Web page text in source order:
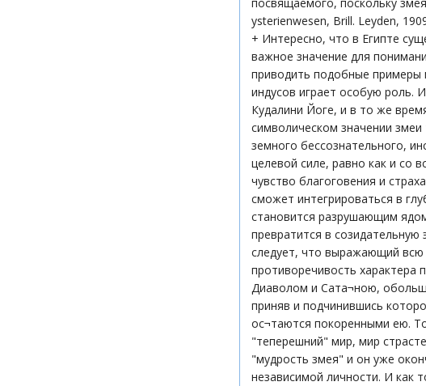
посвящаемого, поскольку
ysterienwesen, Brill. Leyden,
+ Интересно, что в Египте
важное значение для
приводить подобные примеры
индусов играет особую роль.
Кудалини Йоге, и в то же
символическом значении
земного бессознательного,
целевой силе, равно как и со
чувство благоговения и
сможет интегрироваться в
становится разрушающим
превратится в
следует, что выражающий всю
противоречивость характера
Диаволом и Сата¬ною,
приняв и подчинившись
ос¬таются покоренными ею.
"теперешний" мир, мир
"мудрость змея" и он уже
независимой личности. И как